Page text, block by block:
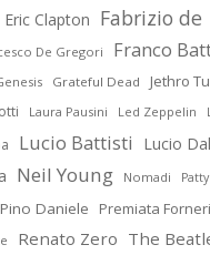
Eric Clapton Fabrizio de
De Gregori Franco
Grateful Dead Jethro
Laura Pausini Led Zeppelin
Lucio Battisti Lucio
Neil Young Nomadi
Pino Daniele
Premiata
Renato Zero The